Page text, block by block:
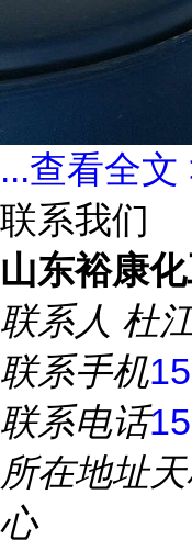
...查看全文
联系我们
山东裕康
联系人 杜
联系手机
联系电话
所在地址
心